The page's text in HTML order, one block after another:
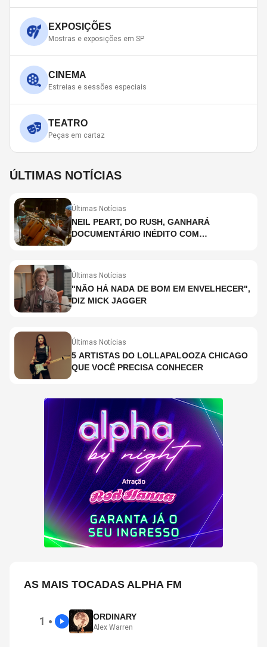
EXPOSIÇÕES
Mostras e exposições em SP
CINEMA
Estreias e sessões especiais
TEATRO
Peças em cartaz
ÚLTIMAS NOTÍCIAS
Últimas Notícias
NEIL PEART, DO RUSH, GANHARÁ
DOCUMENTÁRIO INÉDITO COM
Últimas Notícias
"NÃO HÁ NADA DE BOM EM ENVELHECER",
DIZ MICK JAGGER
Últimas Notícias
5 ARTISTAS DO LOLLAPALOOZA CHICAGO
QUE VOCÊ PRECISA CONHECER
AS MAIS TOCADAS ALPHA FM
1 ● ORDINARY
Alex Warren